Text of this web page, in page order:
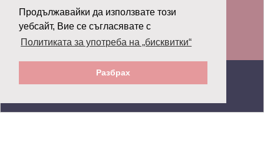
Продължавайки да използвате този
уебсайт, Вие се съгласявате с
Политиката за употреба на „бисквитки“
Разбрах
Последвай ни:
© 2026 Grazia.bg - Всички права запазени